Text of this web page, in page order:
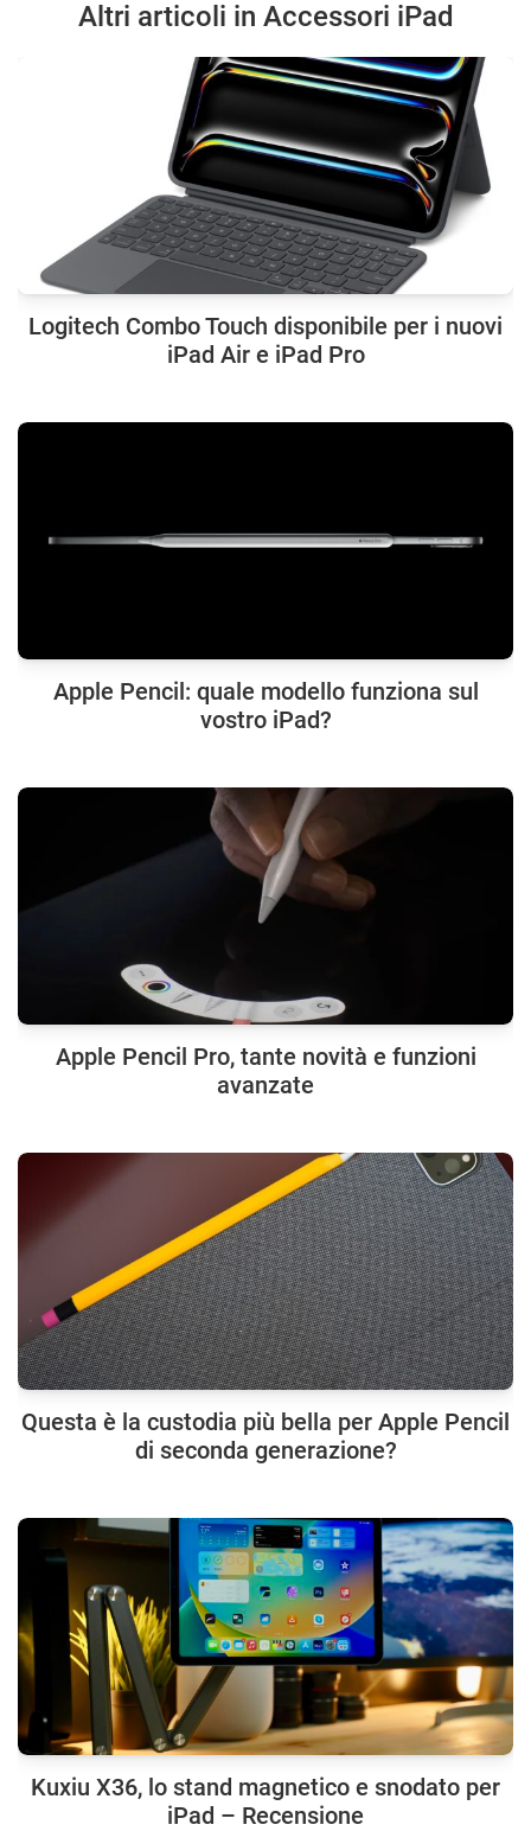
Altri articoli in Accessori iPad
Logitech Combo Touch disponibile per i nuovi
iPad Air e iPad Pro
Apple Pencil: quale modello funziona sul
vostro iPad?
Apple Pencil Pro, tante novità e funzioni
avanzate
Questa è la custodia più bella per Apple Pencil
di seconda generazione?
Kuxiu X36, lo stand magnetico e snodato per
iPad – Recensione